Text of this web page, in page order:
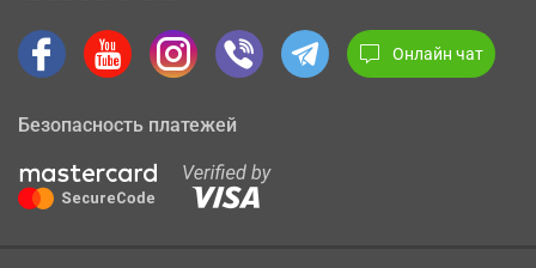
Онлайн чат
Безопасность платежей